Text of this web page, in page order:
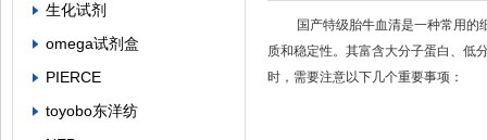
生化试剂
omega试剂盒
PIERCE
toyobo东洋纺
国产特级胎牛血清是一种常用的细
质和稳定性。其富含大分子蛋白、低
时，需要注意以下几个重要事项：